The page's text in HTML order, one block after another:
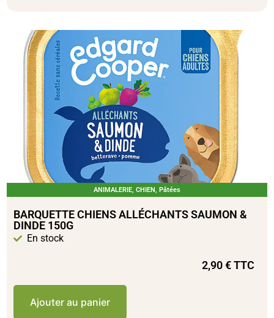
ANIMALERIE, CHIEN, Pâtées
BARQUETTE CHIENS ALLÉCHANTS SAUMON &
DINDE 150G
En stock
2,90€TTC
Ajouter au panier